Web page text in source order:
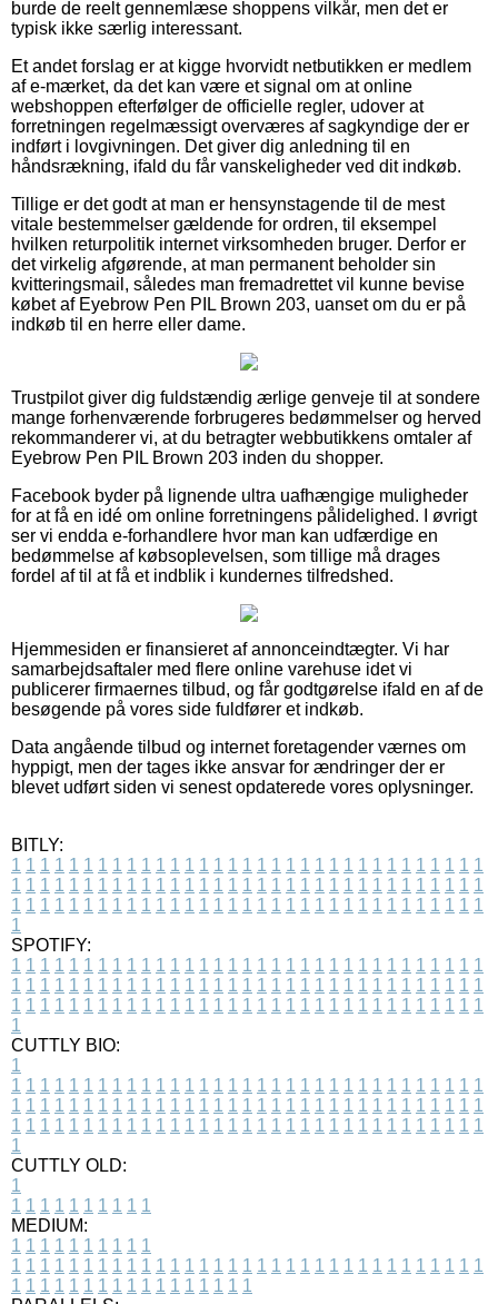
burde de reelt gennemlæse shoppens vilkår, men det er
typisk ikke særlig interessant.
Et andet forslag er at kigge hvorvidt netbutikken er medlem
af e-mærket, da det kan være et signal om at online
webshoppen efterfølger de officielle regler, udover at
forretningen regelmæssigt overværes af sagkyndige der er
indført i lovgivningen. Det giver dig anledning til en
håndsrækning, ifald du får vanskeligheder ved dit indkøb.
Tillige er det godt at man er hensynstagende til de mest
vitale bestemmelser gældende for ordren, til eksempel
hvilken returpolitik internet virksomheden bruger. Derfor er
det virkelig afgørende, at man permanent beholder sin
kvitteringsmail, således man fremadrettet vil kunne bevise
købet af Eyebrow Pen PIL Brown 203, uanset om du er på
indkøb til en herre eller dame.
Trustpilot giver dig fuldstændig ærlige genveje til at sondere
mange forhenværende forbrugeres bedømmelser og herved
rekommanderer vi, at du betragter webbutikkens omtaler af
Eyebrow Pen PIL Brown 203 inden du shopper.
Facebook byder på lignende ultra uafhængige muligheder
for at få en idé om online forretningens pålidelighed. I øvrigt
ser vi endda e-forhandlere hvor man kan udfærdige en
bedømmelse af købsoplevelsen, som tillige må drages
fordel af til at få et indblik i kundernes tilfredshed.
Hjemmesiden er finansieret af annonceindtægter. Vi har
samarbejdsaftaler med flere online varehuse idet vi
publicerer firmaernes tilbud, og får godtgørelse ifald en af de
besøgende på vores side fuldfører et indkøb.
Data angående tilbud og internet foretagender værnes om
hyppigt, men der tages ikke ansvar for ændringer der er
blevet udført siden vi senest opdaterede vores oplysninger.
BITLY:
1 1 1 1 1 1 1 1 1 1 1 1 1 1 1 1 1 1 1 1 1 1 1 1 1 1 1 1 1 1 1 1 1
1 1 1 1 1 1 1 1 1 1 1 1 1 1 1 1 1 1 1 1 1 1 1 1 1 1 1 1 1 1 1 1 1
1 1 1 1 1 1 1 1 1 1 1 1 1 1 1 1 1 1 1 1 1 1 1 1 1 1 1 1 1 1 1 1 1
1
SPOTIFY:
1 1 1 1 1 1 1 1 1 1 1 1 1 1 1 1 1 1 1 1 1 1 1 1 1 1 1 1 1 1 1 1 1
1 1 1 1 1 1 1 1 1 1 1 1 1 1 1 1 1 1 1 1 1 1 1 1 1 1 1 1 1 1 1 1 1
1 1 1 1 1 1 1 1 1 1 1 1 1 1 1 1 1 1 1 1 1 1 1 1 1 1 1 1 1 1 1 1 1
1
CUTTLY BIO:
1
1 1 1 1 1 1 1 1 1 1 1 1 1 1 1 1 1 1 1 1 1 1 1 1 1 1 1 1 1 1 1 1 1
1 1 1 1 1 1 1 1 1 1 1 1 1 1 1 1 1 1 1 1 1 1 1 1 1 1 1 1 1 1 1 1 1
1 1 1 1 1 1 1 1 1 1 1 1 1 1 1 1 1 1 1 1 1 1 1 1 1 1 1 1 1 1 1 1 1
1
CUTTLY OLD:
1
1 1 1 1 1 1 1 1 1 1
MEDIUM:
1 1 1 1 1 1 1 1 1 1
1 1 1 1 1 1 1 1 1 1 1 1 1 1 1 1 1 1 1 1 1 1 1 1 1 1 1 1 1 1 1 1 1
1 1 1 1 1 1 1 1 1 1 1 1 1 1 1 1 1